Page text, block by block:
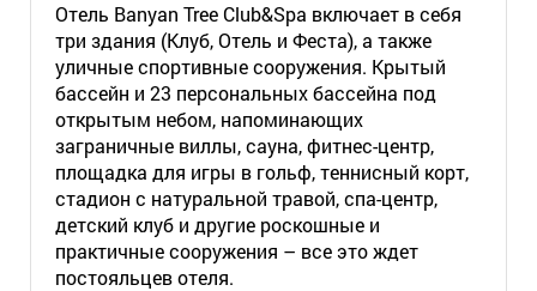
Отель Banyan Tree Club&Spa включает в себя
три здания (Клуб, Отель и Феста), а также
уличные спортивные сооружения. Крытый
бассейн и 23 персональных бассейна под
открытым небом, напоминающих
заграничные виллы, сауна, фитнес-центр,
площадка для игры в гольф, теннисный корт,
стадион с натуральной травой, спа-центр,
детский клуб и другие роскошные и
практичные сооружения – все это ждет
постояльцев отеля.